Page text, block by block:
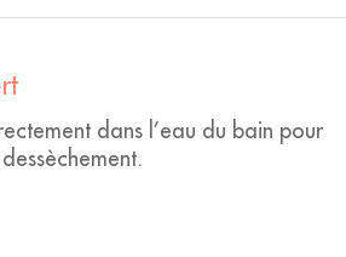
dans l’eau du bain pour